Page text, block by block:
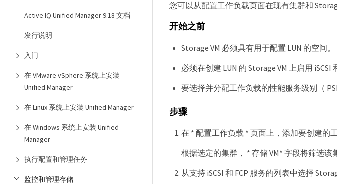
Active IQ Unified Manager 9.18 文档
发行说明
入门
在 VMware vSphere 系统上安装
Unified Manager
在 Linux 系统上安装 Unified Manager
在 Windows 系统上安装 Unified
Manager
执行配置和管理任务
监控和管理存储
您可以从配置工作负载页面在现有集群和
开始之前
Storage VM 必须具有用于配置 LUN 的空间。
必须在创建 LUN 的 Storage VM 上启用 iSCSI
要选择并分配工作负载的性能服务级别（
步骤
在 * 配置工作负载 * 页面上，添加要创建的
根据选定的集群， * 存储 VM* 字段将筛选该
从支持 iSCSI 和 FCP 服务的列表中选择